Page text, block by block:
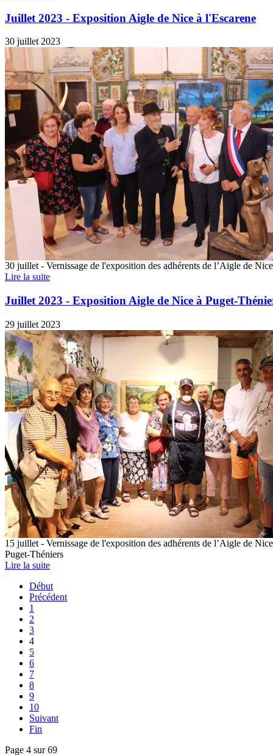
Juillet 2023 - Exposition Aigle de Nice à l'Escarene
30 juillet 2023
30 juillet - Vernissage de l'exposition des adhérents de l’Aigle de
Lire la suite
Juillet 2023 - Exposition Aigle de Nice à Puget-
29 juillet 2023
15 juillet - Vernissage de l'exposition des adhérents de l’Aigle de
Puget-Théniers
Lire la suite
Début
Précédent
1
2
3
4
5
6
7
8
9
10
Suivant
Fin
Page 4 sur 69